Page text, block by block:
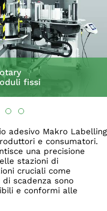
adesivo Makro Labelling
e consumatori.
una precisione
stazioni di
cruciali come
scadenza sono
e conformi alle
fissi